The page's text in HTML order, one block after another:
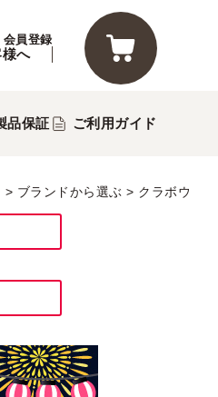
会員登録
へ
品保証 ご利用ガイド
ブランドから選ぶ クラボウ